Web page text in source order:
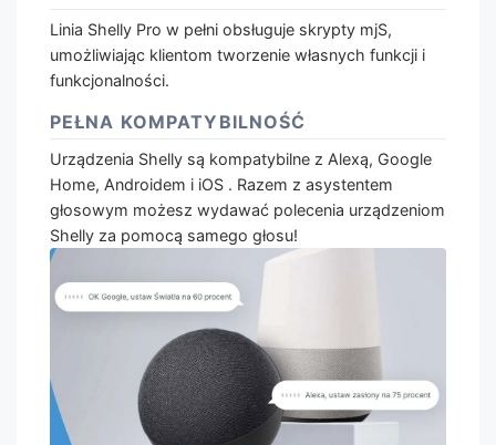
Linia Shelly Pro w pełni obsługuje skrypty mjS,
umożliwiając klientom tworzenie własnych funkcji i
funkcjonalności.
PEŁNA KOMPATYBILNOŚĆ
Urządzenia Shelly są kompatybilne z Alexą, Google
Home, Androidem i iOS . Razem z asystentem
głosowym możesz wydawać polecenia urządzeniom
Shelly za pomocą samego głosu!